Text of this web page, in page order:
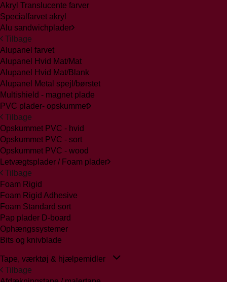
Akryl Translucente farver
Specialfarvet akryl
Alu sandwichplader
Tilbage
Alupanel farvet
Alupanel Hvid Mat/Mat
Alupanel Hvid Mat/Blank
Alupanel Metal spejl/børstet
Multishield - magnet plade
PVC plader- opskummet
Tilbage
Opskummet PVC - hvid
Opskummet PVC - sort
Opskummet PVC - wood
Letvægtsplader / Foam plader
Tilbage
Foam Rigid
Foam Rigid Adhesive
Foam Standard sort
Pap plader D-board
Ophængssystemer
Bits og knivblade
Tape, værktøj & hjælpemidler
Tilbage